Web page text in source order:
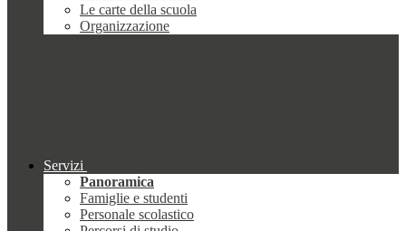
Le carte della scuola
Organizzazione
Servizi
Panoramica
Famiglie e studenti
Personale scolastico